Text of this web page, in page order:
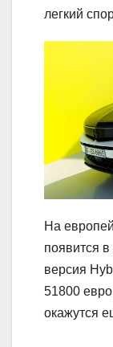
легкий
На
появится
версия
51800
окажутся